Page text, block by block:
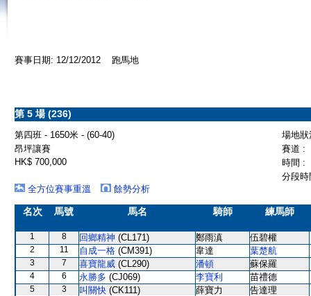
賽事日期: 12/12/2012 跑馬地
第 5 場 (236)
第四班 - 1650米 - (60-40)
場地
昂坪讓賽
賽道 :
HK$ 700,000
時間 :
分段
全方位賽事重溫
餘勢分析
名次 馬號 馬名 騎師 練馬師
1 8 回鄉精神 (CL171) 鄭雨滇 伍碧權
2 11 自成一格 (CM391) 韋達 葉楚航
3 7 喜寶龍威 (CL290) 潘頓 蘇保羅
4 6 永勝多 (CJ069) 李寶利 苗禮德
5 3 叫關快 (CK111) 薛寶力 告達理